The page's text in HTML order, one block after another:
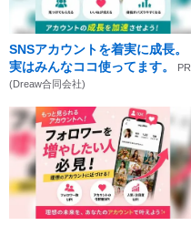
SNSアカウントを着実に成長。
実はみんなココ使ってます。
PR
(Dreaw合同会社)